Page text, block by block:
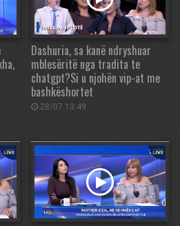
Dashuria, sa kanë ndryshuar
mblesëritë nga tradita te
chatgpt?Si u njohën vip-at me
bashkëshortet
28/07 13:49